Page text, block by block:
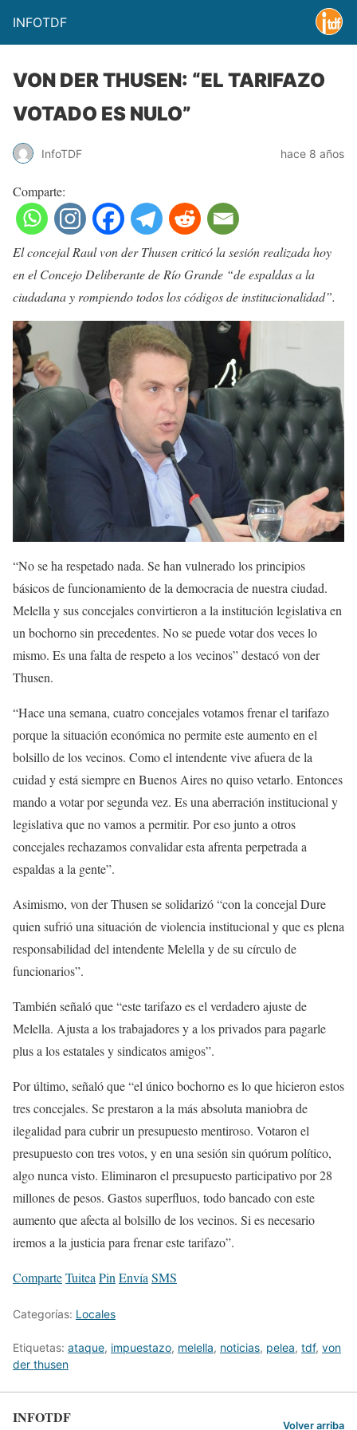
INFOTDF
VON DER THUSEN: “EL TARIFAZO
VOTADO ES NULO”
InfoTDF hace 8 años
Comparte:
El concejal Raul von der Thusen criticó la sesión realizada hoy
en el Concejo Deliberante de Río Grande “de espaldas a la
ciudadana y rompiendo todos los códigos de institucionalidad”.
“No se ha respetado nada. Se han vulnerado los principios
básicos de funcionamiento de la democracia de nuestra ciudad.
Melella y sus concejales convirtieron a la institución legislativa en
un bochorno sin precedentes. No se puede votar dos veces lo
mismo. Es una falta de respeto a los vecinos” destacó von der
Thusen.
“Hace una semana, cuatro concejales votamos frenar el tarifazo
porque la situación económica no permite este aumento en el
bolsillo de los vecinos. Como el intendente vive afuera de la
cuidad y está siempre en Buenos Aires no quiso vetarlo. Entonces
mando a votar por segunda vez. Es una aberración institucional y
legislativa que no vamos a permitir. Por eso junto a otros
concejales rechazamos convalidar esta afrenta perpetrada a
espaldas a la gente”.
Asimismo, von der Thusen se solidarizó “con la concejal Dure
quien sufrió una situación de violencia institucional y que es plena
responsabilidad del intendente Melella y de su círculo de
funcionarios”.
También señaló que “este tarifazo es el verdadero ajuste de
Melella. Ajusta a los trabajadores y a los privados para pagarle
plus a los estatales y sindicatos amigos”.
Por último, señaló que “el único bochorno es lo que hicieron estos
tres concejales. Se prestaron a la más absoluta maniobra de
ilegalidad para cubrir un presupuesto mentiroso. Votaron el
presupuesto con tres votos, y en una sesión sin quórum político,
algo nunca visto. Eliminaron el presupuesto participativo por 28
millones de pesos. Gastos superfluos, todo bancado con este
aumento que afecta al bolsillo de los vecinos. Si es necesario
iremos a la justicia para frenar este tarifazo”.
ComparteTuitea Pin Envía SMS
Categorías: Locales
Etiquetas: ataque, impuestazo, melella, noticias, pelea, tdf, von
der thusen
INFOTDF Volver arriba